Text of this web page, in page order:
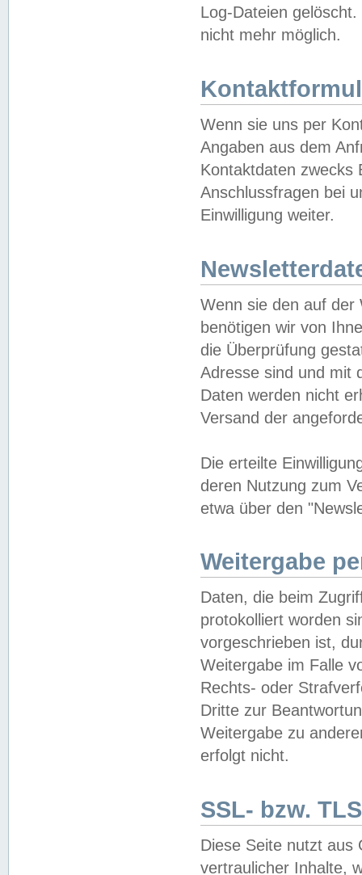
Log-Dateien
nicht mehr möglich.
Wenn sie uns per
Angaben aus dem
Kontaktdaten zwecks
Anschlussfragen bei
Einwilligung weiter.
Wenn sie den auf der
benötigen wir von
die Überprüfung
Adresse sind und mit
Daten werden nicht
Versand der
Die erteilte
deren Nutzung zum
etwa über den
Weitergabe
Daten, die beim
protokolliert worden
vorgeschrieben ist,
Weitergabe im Falle
Rechts- oder
Dritte zur
Weitergabe zu
erfolgt nicht.
SSL- bzw.
Diese Seite nutzt aus
vertraulicher Inhalte,